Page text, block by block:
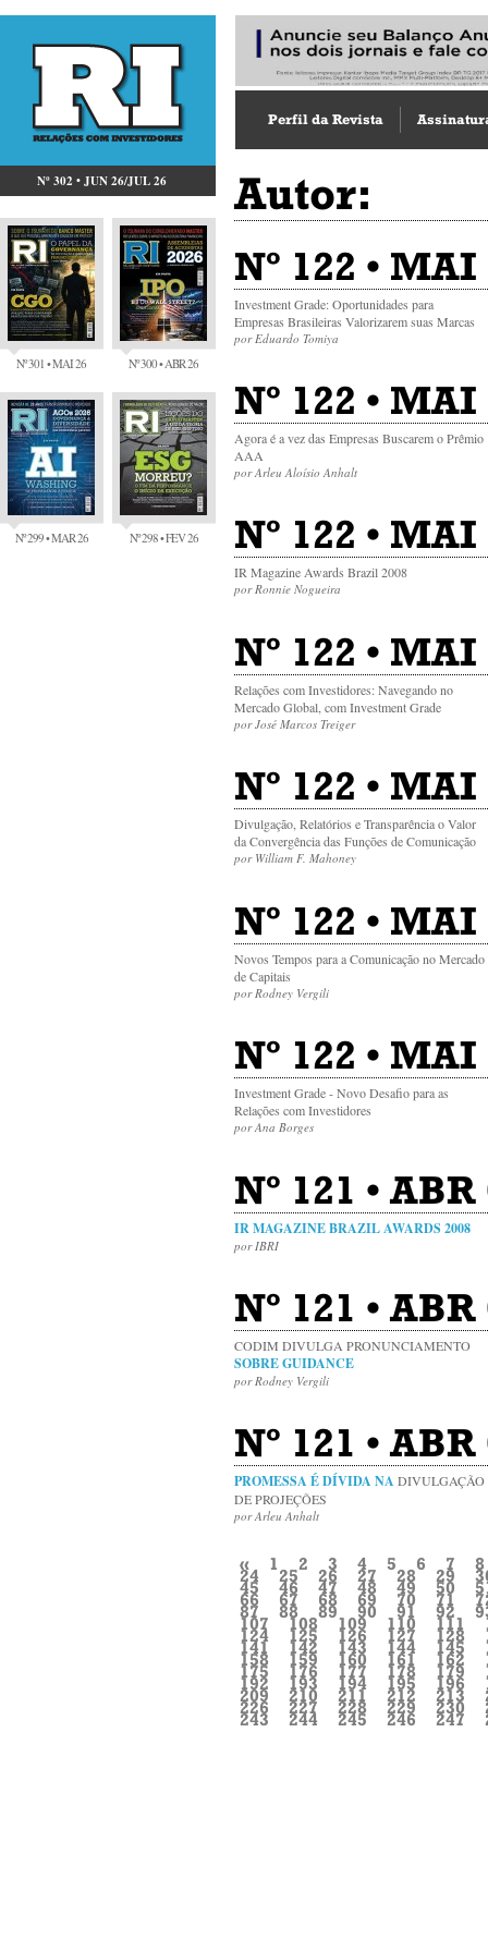
Nº 302 • JUN 26/JUL 26
Nº 301 • MAI 26 Nº 300 • ABR 26
Nº 299 • MAR 26 Nº 298 • FEV 26
Perfil da Revista
Autor:
Nº 122 •
Investment Grade: Oportunidades para
Empresas Brasileiras Valorizarem suas Marcas
por Eduardo Tomiya
Nº 122 •
Agora é a vez das Empresas Buscarem o Prêmio
AAA
por Arleu Aloísio Anhalt
Nº 122 •
IR Magazine Awards Brazil 2008
por Ronnie Nogueira
Nº 122 •
Relações com Investidores: Navegando no
Mercado Global, com Investment Grade
por José Marcos Treiger
Nº 122 •
Divulgação, Relatórios e Transparência o Valor
da Convergência das Funções de Comunicação
por William F. Mahoney
Nº 122 •
Novos Tempos para a Comunicação no Mercado
de Capitais
por Rodney Vergili
Nº 122 •
Investment Grade - Novo Desafio para as
Relações com Investidores
por Ana Borges
Nº 121 •
IR MAGAZINE BRAZIL AWARDS 2008
por IBRI
Nº 121 •
CODIM DIVULGA PRONUNCIAMENTO
SOBRE GUIDANCE
por Rodney Vergili
Nº 121 •
PROMESSA É DÍVIDA NA DIVULGAÇÃO
DE PROJEÇÕES
por Arleu Anhalt
« 1 2 3 4 5 6 7 8
24 25 26 27 28 29
45 46 47 48 49 50
66 67 68 69 70 71
87 88 89 90 91 92
107 108 109 110 111
124 125 126 127 128
141 142 143 144 145
158 159 160 161 162
175 176 177 178 179
192 193 194 195 196
209 210 211 212 213
226 227 228 229 230
243 244 245 246 247